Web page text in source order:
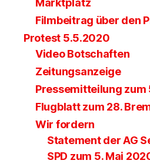
Marktplatz
Filmbeitrag über den
Protest 5.5.2020
Video Botschaften
Zeitungsanzeige
Pressemitteilung zum
Flugblatt zum 28.
Wir fordern
Statement der AG
SPD zum 5. Mai